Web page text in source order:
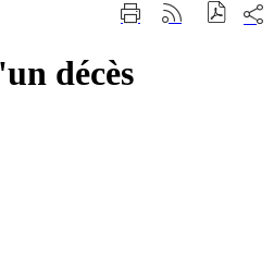
ImprimerGénérer
sur
décès